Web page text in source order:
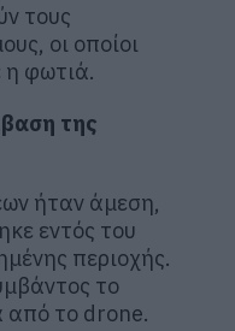
τους
οι οποίοι
η φωτιά.
της
ήταν άμεση,
εντός του
περιοχής.
το
από το drone.